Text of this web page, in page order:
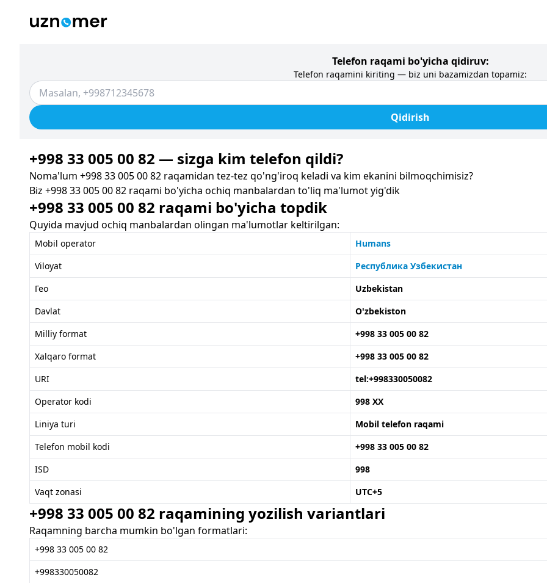
Telefon raqami bo'yicha qidiruv:
Telefon raqamini kiriting — biz uni bazamizdan topamiz:
Qidirish
+998 33 005 00 82 — sizga kim telefon qildi?
Noma'lum +998 33 005 00 82 raqamidan tez-tez qo'ng'iroq keladi va kim ekanini bilmoqchimisiz?
Biz +998 33 005 00 82 raqami bo'yicha ochiq manbalardan to'liq ma'lumot yig'dik
+998 33 005 00 82 raqami bo'yicha topdik
Quyida mavjud ochiq manbalardan olingan ma'lumotlar keltirilgan:
Mobil operator
Humans
Viloyat
Республика Узбекистан
Гео
Uzbekistan
Davlat
O'zbekiston
Milliy format
+998 33 005 00 82
Xalqaro format
+998 33 005 00 82
URI
tel:+998330050082
Operator kodi
998 XX
Liniya turi
Mobil telefon raqami
Telefon mobil kodi
+998 33 005 00 82
ISD
998
Vaqt zonasi
UTC+5
+998 33 005 00 82 raqamining yozilish variantlari
Raqamning barcha mumkin bo'lgan formatlari:
+998 33 005 00 82
+998330050082